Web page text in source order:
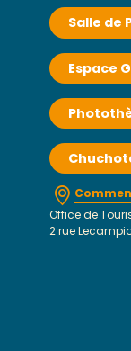
Salle de
Espace
Office de
2 rue